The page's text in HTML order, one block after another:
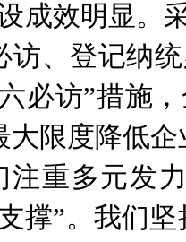
成效明显。
访、登记纳
必访”措施
大限度降低
注重多元发
撑”。我们